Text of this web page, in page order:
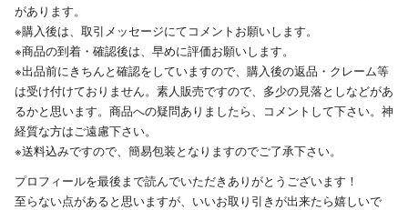
があります。
※購入後は、取引メッセージにてコメントお願いします。
※商品の到着・確認後は、早めに評価お願いします。
※出品前にきちんと確認をしていますので、購入後の返品・クレーム等
は受け付けておりません。素人販売ですので、多少の見落としなどがあ
るかと思います。商品への疑問ありましたら、コメントして下さい。神
経質な方はご遠慮下さい。
※送料込みですので、簡易包装となりますのでご了承下さい。
プロフィールを最後まで読んでいただきありがとうございます！
至らない点があると思いますが、いいお取り引きが出来たら嬉しいで